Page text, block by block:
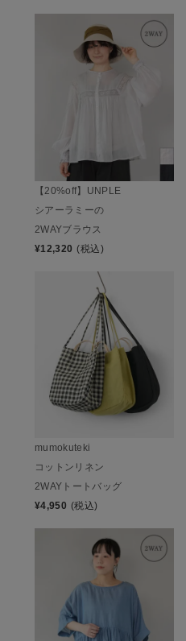
【20%off】UNPLE
シアーラミーの
2WAYブラウス
¥12,320 (税込)
mumokuteki
コットンリネン
2WAYトートバッグ
¥4,950 (税込)